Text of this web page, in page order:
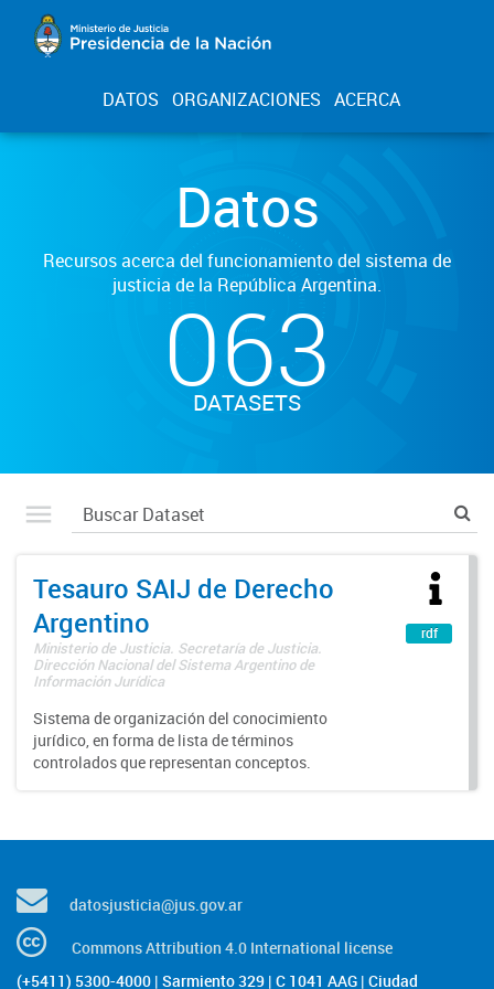
DATOS ORGANIZACIONES ACERCA
Datos
Recursos acerca del funcionamiento del sistema de
justicia de la República Argentina.
063
DATASETS
Tesauro SAIJ de Derecho
Argentino
Ministerio de Justicia. Secretaría de Justicia.
Dirección Nacional del Sistema Argentino de
Información Jurídica
Sistema de organización del conocimiento
jurídico, en forma de lista de términos
controlados que representan conceptos.
rdf
datosjusticia@jus.gov.ar
Commons Attribution 4.0 International license
(+5411) 5300-4000 | Sarmiento 329 | C 1041 AAG | Ciudad